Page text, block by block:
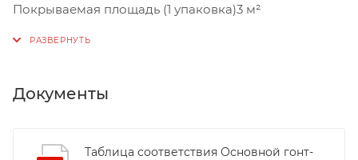
Покрываемая площадь (1 упаковка)3 м²
Документы
Таблица соответствия Основной гонт-